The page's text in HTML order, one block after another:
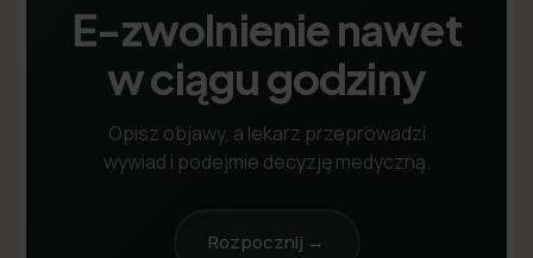
E-zwolnienie nawet
w ciągu godziny
Opisz objawy, a lekarz przeprowadzi
wywiad i podejmie decyzję medyczną.
Rozpocznij →